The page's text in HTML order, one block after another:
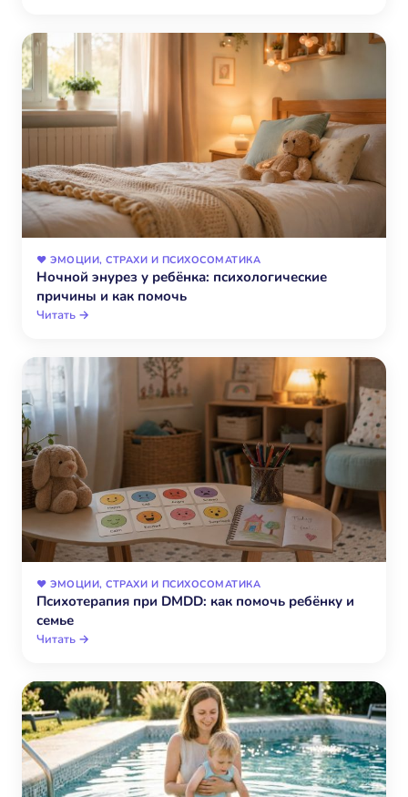
❤️ ЭМОЦИИ, СТРАХИ И ПСИХОСОМАТИКА
Ночной энурез у ребёнка: психологические
причины и как помочь
Читать →
❤️ ЭМОЦИИ, СТРАХИ И ПСИХОСОМАТИКА
Психотерапия при DMDD: как помочь ребёнку и
семье
Читать →